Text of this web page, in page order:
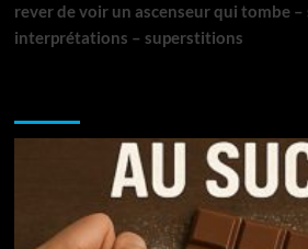
rever de voir un ascenseur qui tombe
interprétations – superstitions